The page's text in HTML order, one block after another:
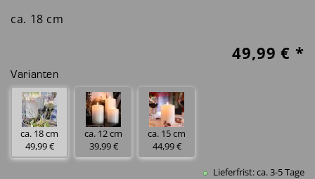
ca. 18 cm
49,99 € *
Varianten
ca. 18 cm
49,99 €
ca. 12 cm
39,99 €
ca. 15 cm
44,99 €
Lieferfrist: ca. 3-5 Tage